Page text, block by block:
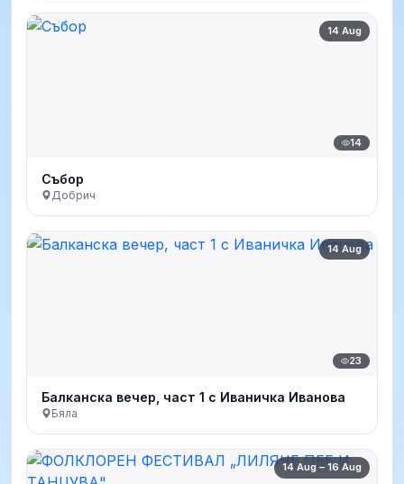
14 Aug
14
Събор
Добрич
14 Aug
23
Балканска вечер, част 1 с Иваничка Иванова
Бяла
14 Aug – 16 Aug